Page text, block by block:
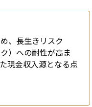
、長生きリスク
）への耐性が高ま
現金収入源となる点